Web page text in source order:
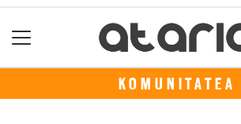
KOMUNITATEA